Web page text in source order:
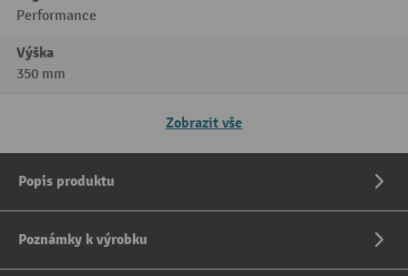
Performance
Výška
350 mm
Zobrazit vše
Popis produktu
Poznámky k výrobku